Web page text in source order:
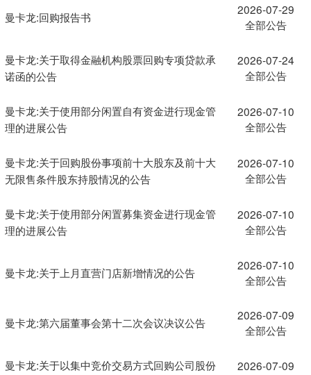
曼卡龙:回购报告书
2026-07-29
全部公告
曼卡龙:关于取得金融机构股票回购专项贷款承
诺函的公告
2026-07-24
全部公告
曼卡龙:关于使用部分闲置自有资金进行现金管
理的进展公告
2026-07-10
全部公告
曼卡龙:关于回购股份事项前十大股东及前十大
无限售条件股东持股情况的公告
2026-07-10
全部公告
曼卡龙:关于使用部分闲置募集资金进行现金管
理的进展公告
2026-07-10
全部公告
曼卡龙:关于上月直营门店新增情况的公告
2026-07-10
全部公告
曼卡龙:第六届董事会第十二次会议决议公告
2026-07-09
全部公告
曼卡龙:关于以集中竞价交易方式回购公司股份
2026-07-09